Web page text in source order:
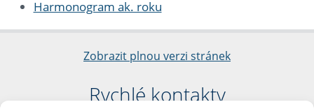
Harmonogram ak. roku
Zobrazit plnou verzi stránek
Rychlé kontakty